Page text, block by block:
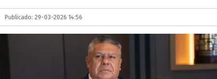
Publicado: 29-03-2026 14:56